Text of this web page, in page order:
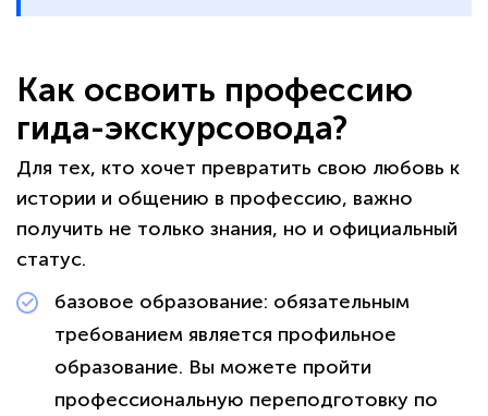
Как освоить профессию
гида-экскурсовода?
Для тех, кто хочет превратить свою любовь к
истории и общению в профессию, важно
получить не только знания, но и официальный
статус.
базовое образование: обязательным
требованием является профильное
образование. Вы можете пройти
профессиональную переподготовку по